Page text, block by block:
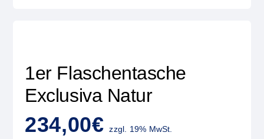
1er Flaschentasche
Exclusiva Natur
234,00€ zzgl. 19% MwSt.